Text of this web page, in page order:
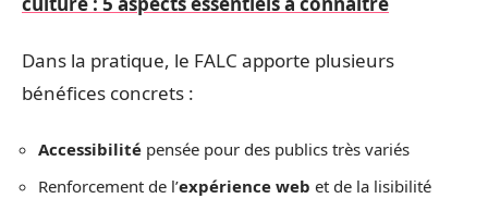
Dans la pratique, le FALC apporte plusieurs
bénéfices concrets :
Accessibilité pensée pour des publics très variés
Renforcement de l’expérience web et de la lisibilité